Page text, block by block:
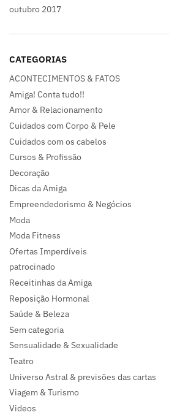
outubro 2017
CATEGORIAS
ACONTECIMENTOS & FATOS
Amiga! Conta tudo!!
Amor & Relacionamento
Cuidados com Corpo & Pele
Cuidados com os cabelos
Cursos & Profissão
Decoração
Dicas da Amiga
Empreendedorismo & Negócios
Moda
Moda Fitness
Ofertas Imperdíveis
patrocinado
Receitinhas da Amiga
Reposição Hormonal
Saúde & Beleza
Sem categoria
Sensualidade & Sexualidade
Teatro
Universo Astral & previsões das cartas
Viagem & Turismo
Videos